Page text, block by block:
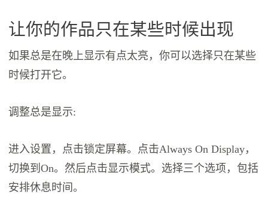
让你的作品只在某些时候出现
如果总是在晚上显示有点太亮，你可以选择只在某些
时候打开它。
调整总是显示:
进入设置，点击锁定屏幕。点击Always On Display，
切换到On。然后点击显示模式。选择三个选项，包括
安排休息时间。